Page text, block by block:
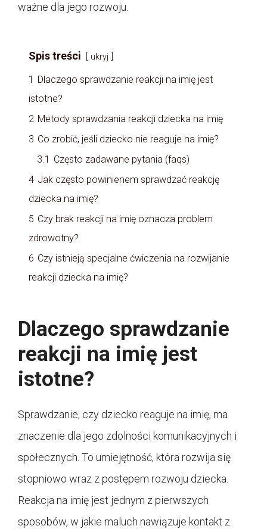
ważne dla jego rozwoju.
Spis treści ukryj
1
Dlaczego sprawdzanie reakcji na imię jest
istotne?
2 Metody sprawdzania reakcji dziecka na imię
3 Co zrobić, jeśli dziecko nie reaguje na imię?
3.1 Często zadawane pytania (faqs)
4 Jak często powinienem sprawdzać reakcję
dziecka na imię?
5 Czy brak reakcji na imię oznacza problem
zdrowotny?
6 Czy istnieją specjalne ćwiczenia na rozwijanie
reakcji dziecka na imię?
Dlaczego sprawdzanie
reakcji na imię jest
istotne?
Sprawdzanie, czy dziecko reaguje na imię, ma
znaczenie dla jego zdolności komunikacyjnych i
społecznych. To umiejętność, która rozwija się
stopniowo wraz z postępem rozwoju dziecka.
Reakcja na imię jest jednym z pierwszych
sposobów, w jakie maluch nawiązuje kontakt z